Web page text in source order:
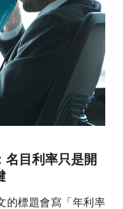
名目利率只是開
的標題會寫「年利率